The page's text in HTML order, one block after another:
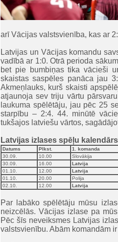
arī Vācijas valstsvienība, kas ar
Latvijas un Vācijas komandu
vadībā ar 1:0. Otrā perioda
bet pie bumbiņas tika vācieši
skaistas saspēles panāca jau
Akmeņlauks, kurš skaisti
atjaunoja sev triju vārtu
laukuma spēlētāju, jau pēc 25
starpību – 2:4. 44. minūtē
tukšajos latviešu vārtos,
Latvijas izlases spēļu kalendārs
Datums Plkst.
1. komanda
30.09.
10.00
Slovākija
30.09.
16.00
Latvija
01.10.
12.00
Latvija
01.10.
20.00
Polija
02.10.
12.00 Latvija
Par labāko spēlētāju mūsu
neizcēlās. Vācijas izlase pa
Pēc šīs neveiksmes Latvijas
valstsvienību. Abām komandām